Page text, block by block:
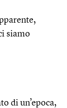
siamo
di un’epoca,